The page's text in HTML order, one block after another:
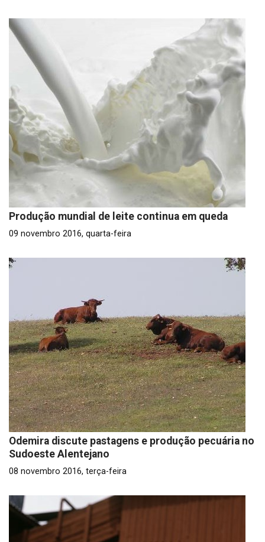
Produção mundial de leite continua em queda
09 novembro 2016, quarta-feira
Odemira discute pastagens e produção pecuária no
Sudoeste Alentejano
08 novembro 2016, terça-feira